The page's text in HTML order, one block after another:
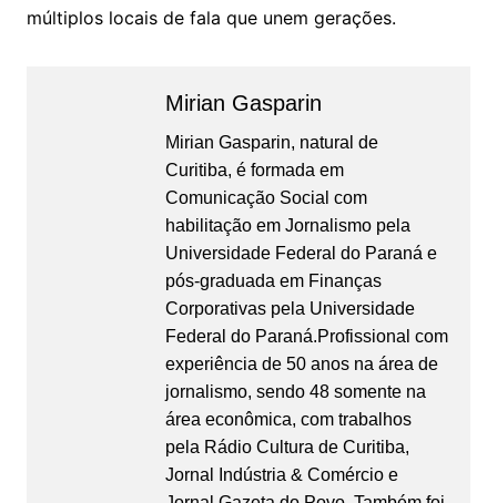
múltiplos locais de fala que unem gerações.
Mirian Gasparin
Mirian Gasparin, natural de
Curitiba, é formada em
Comunicação Social com
habilitação em Jornalismo pela
Universidade Federal do Paraná e
pós-graduada em Finanças
Corporativas pela Universidade
Federal do Paraná.Profissional com
experiência de 50 anos na área de
jornalismo, sendo 48 somente na
área econômica, com trabalhos
pela Rádio Cultura de Curitiba,
Jornal Indústria & Comércio e